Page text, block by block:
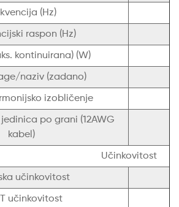
(Hz)
raspon (Hz)
kontinuirana) (W)
naziv (zadano)
izobličenje
po grani (12AWG
kabel)
Učinkovitost
učinkovitost
učinkovitost